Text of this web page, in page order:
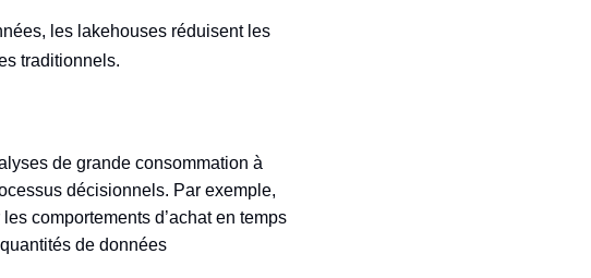
les lakehouses réduisent les
traditionnels.
de grande consommation à
décisionnels. Par exemple,
comportements d’achat en temps
de données